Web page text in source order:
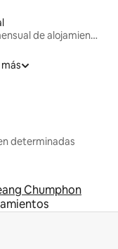
Renta mensual de alojamientos
determinadas
Chumphon